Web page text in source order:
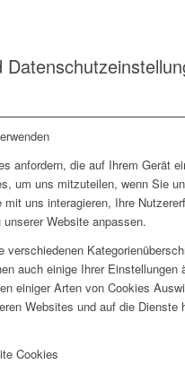
anfordern, die auf Ihrem Gerät
um uns mitzuteilen, wenn Sie
uns interagieren, Ihre
Website anpassen.
verschiedenen
auch einige Ihrer Einstellungen
einiger Arten von Cookies
Websites und auf die Dienste
Cookies